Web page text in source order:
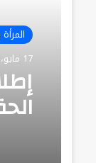
17 مايو، 2026